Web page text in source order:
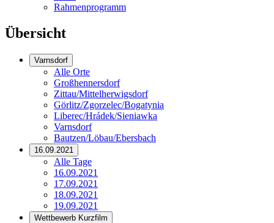
Rahmenprogramm
Übersicht
Varnsdorf
Alle Orte
Großhennersdorf
Zittau/Mittelherwigsdorf
Görlitz/Zgorzelec/Bogatynia
Liberec/Hrádek/Sieniawka
Varnsdorf
Bautzen/Löbau/Ebersbach
16.09.2021
Alle Tage
16.09.2021
17.09.2021
18.09.2021
19.09.2021
Wettbewerb Kurzfilm